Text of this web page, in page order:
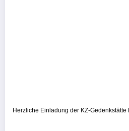
Herzliche Einladung der KZ-Gedenkstätte